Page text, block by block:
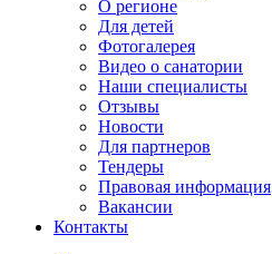
О регионе
Для детей
Фотогалерея
Видео о санатории
Наши специалисты
Отзывы
Новости
Для партнеров
Тендеры
Правовая информация
Вакансии
Контакты